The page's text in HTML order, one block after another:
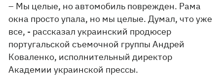
– Мы целые, но автомобиль поврежден. Рама
окна просто упала, но мы целые. Думал, что уже
все, - рассказал украинский продюсер
португальской съемочной группы Андрей
Коваленко, исполнительный директор
Академии украинской прессы.